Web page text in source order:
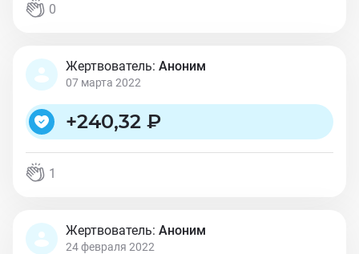
0
Жертвователь: Аноним
07 марта 2022
+240,32 ₽
1
Жертвователь: Аноним
24 февраля 2022